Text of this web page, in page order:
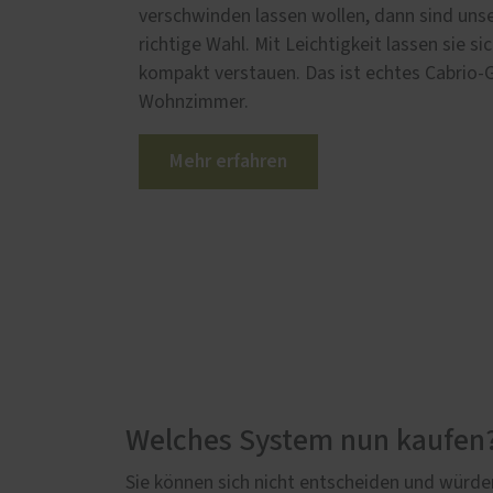
verschwinden lassen wollen, dann sind
richtige Wahl. Mit Leichtigkeit lassen sie
kompakt verstauen. Das ist echtes
Wohnzimmer.
Mehr erfahren
Welches System nun
Sie können sich nicht entscheiden und